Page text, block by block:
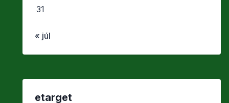
31
« júl
etarget